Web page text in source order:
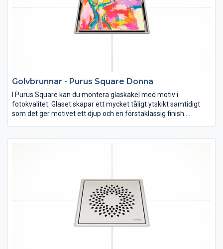
Golvbrunnar - Purus Square Donna
I Purus Square kan du montera glaskakel med motiv i
fotokvalitet. Glaset skapar ett mycket tåligt ytskikt samtidigt
som det ger motivet ett djup och en förstaklassig finish.